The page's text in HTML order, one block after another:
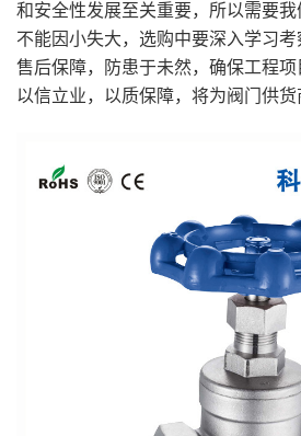
和安全性发展至关重要，所以需要
不能因小失大，选购中要深入学习
售后保障，防患于未然，确保工程
以信立业，以质保障，将为阀门供货